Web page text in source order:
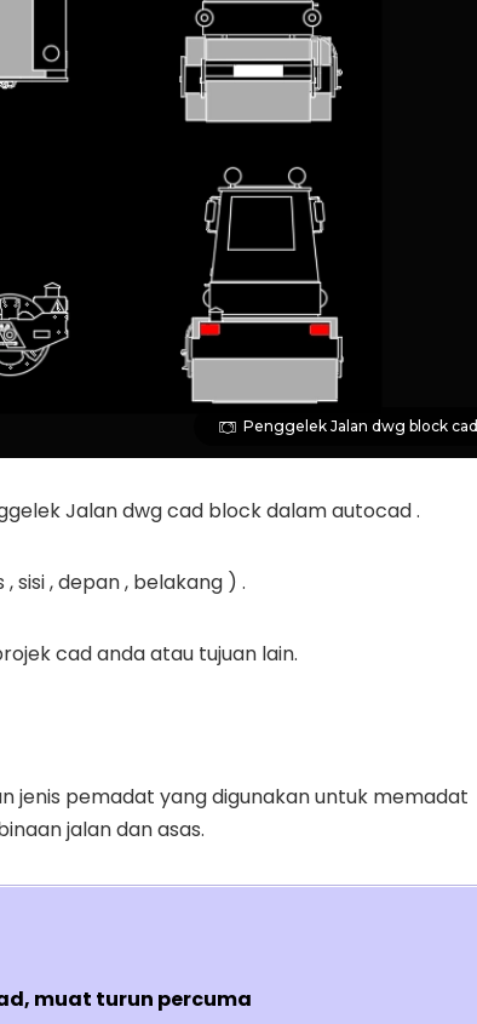
Penggelek Jalan dwg block cad
Jalan dwg cad block dalam autocad .
, depan , belakang ) .
cad anda atau tujuan lain.
jenis pemadat yang digunakan untuk memadat
jalan dan asas.
muat turun percuma